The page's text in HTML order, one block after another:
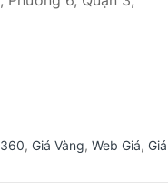
, Giá Vàng, Web Giá, Giá